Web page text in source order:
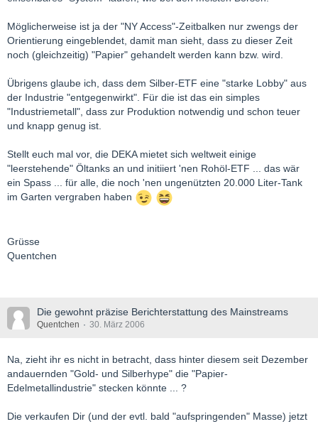
Möglicherweise ist ja der "NY Access"-Zeitbalken nur zwengs der
Orientierung eingeblendet, damit man sieht, dass zu dieser Zeit
noch (gleichzeitig) "Papier" gehandelt werden kann bzw. wird.
Übrigens glaube ich, dass dem Silber-ETF eine "starke Lobby" aus
der Industrie "entgegenwirkt". Für die ist das ein simples
"Industriemetall", dass zur Produktion notwendig und schon teuer
und knapp genug ist.
Stellt euch mal vor, die DEKA mietet sich weltweit einige
"leerstehende" Öltanks an und initiiert 'nen Rohöl-ETF ... das wär
ein Spass ... für alle, die noch 'nen ungenützten 20.000 Liter-Tank
im Garten vergraben haben
Grüsse
Quentchen
Die gewohnt präzise Berichterstattung des Mainstreams
Quentchen 30. März 2006
Na, zieht ihr es nicht in betracht, dass hinter diesem seit Dezember
andauernden "Gold- und Silberhype" die "Papier-
Edelmetallindustrie" stecken könnte ... ?
Die verkaufen Dir (und der evtl. bald "aufspringenden" Masse) jetzt